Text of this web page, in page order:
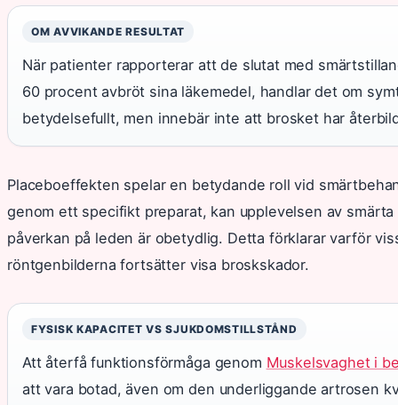
OM AVVIKANDE RESULTAT
När patienter rapporterar att de slutat med
60 procent avbröt sina läkemedel, handlar det om
betydelsefullt, men innebär inte att brosket har
Placeboeffekten spelar en betydande roll vid
genom ett specifikt preparat, kan upplevelsen av
påverkan på leden är obetydlig. Detta förklarar varför
röntgenbilderna fortsätter visa broskskador.
FYSISK KAPACITET VS SJUKDOMSTILLSTÅND
Att återfå funktionsförmåga genom Muskelsvaghet i
att vara botad, även om den underliggande artrosen